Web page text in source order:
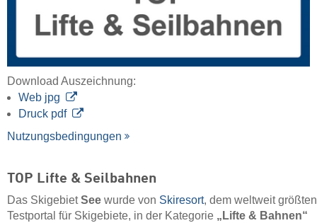
Download Auszeichnung:
Web jpg
Druck pdf
Nutzungsbedingungen
TOP Lifte & Seilbahnen
Das SkigebietSee wurde von Skiresort, dem weltweit größten
Testportal für Skigebiete, in der Kategorie „Lifte & Bahnen“